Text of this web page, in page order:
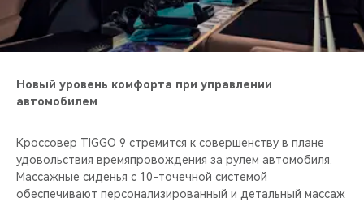
Новый уровень комфорта при управлении
автомобилем
Кроссовер TIGGO 9 стремится к совершенству в плане
удовольствия времяпровождения за рулем автомобиля.
Массажные сиденья с 10-точечной системой
обеспечивают персонализированный и детальный массаж